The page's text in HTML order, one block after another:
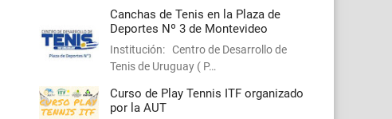
Canchas de Tenis en la Plaza de
Deportes Nº 3 de Montevideo
Institución: Centro de Desarrollo de
Tenis de Uruguay ( P…
Curso de Play Tennis ITF organizado
por la AUT